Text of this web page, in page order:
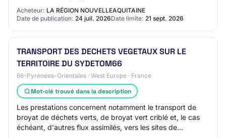
stratégie en matière d’accessibilit…
Acheteur: LA RÉGION NOUVELLEAQUITAINE
Date de publication: 24 juil. 2026Date limite: 21 sept. 2026
TRANSPORT DES DECHETS VEGETAUX SUR LE
TERRITOIRE DU SYDETOM66
66-Pyrénées-Orientales · West Europe · France
Mot-clé trouvé dans la description
Les prestations concernent notamment le transport de
broyat de déchets verts, de broyat vert criblé et, le cas
échéant, d'autres flux assimilés, vers les sites de